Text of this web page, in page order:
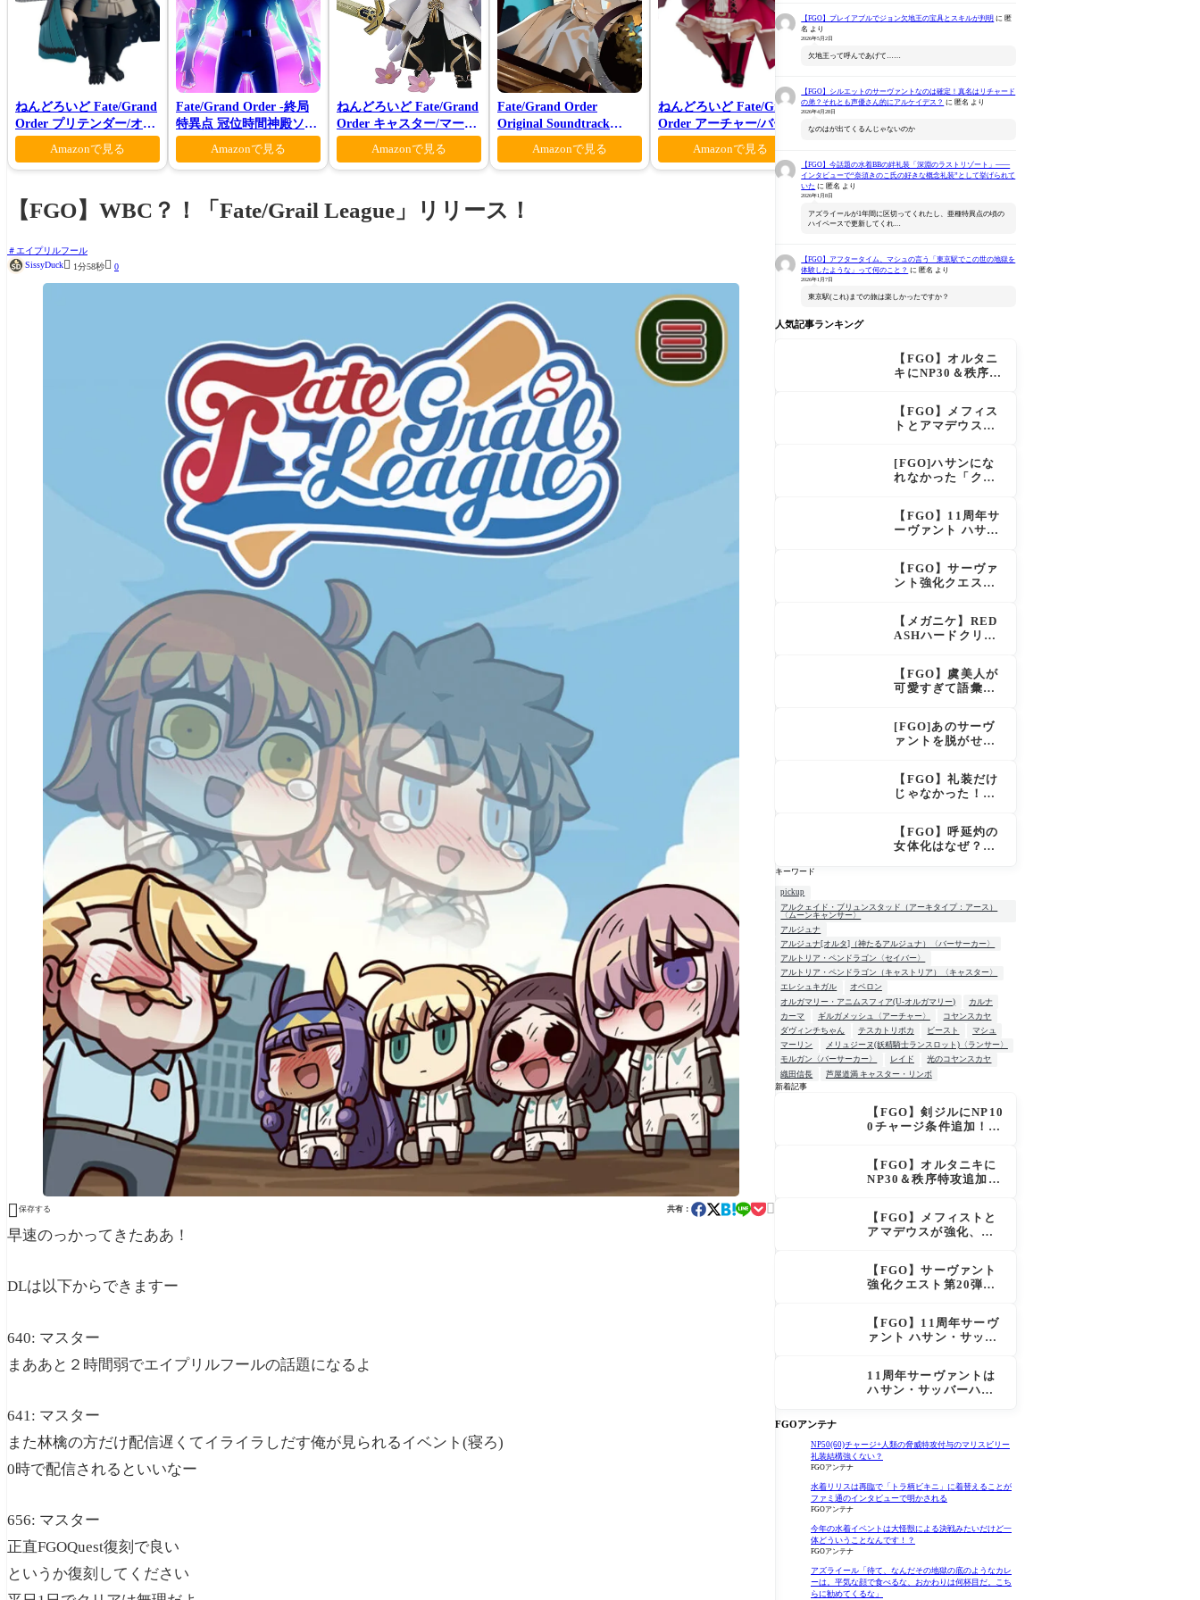
ねんどろいど Fate/Grand
Order プリテンダー/オベ
ロン ヴォーティガーン
Amazonで見る
Fate/Grand Order -終局
特異点 冠位時間神殿ソロ
モン-(完全生産限定版)
Amazonで見る
ねんどろいど Fate/Grand
Order キャスター/マーリ
ン 花の魔術師Ver.
Amazonで見る
Fate/Grand Order
Original Soundtrack
Ⅶ(初回仕様限定盤)
Amazonで見る
ねんどろいど Fate/Grand
Order アーチャー/バーヴ
ァン シー
Amazonで見る
ねんどろいどどーる
Fate/Grand Order プリテ
Fate/Grand Order キャス
【FGO】WBC？！「Fate/Grail League」リリース！
エイプリルフール
SissyDuck 1分58秒 0
 保存する 共有：

早速のっかってきたああ！
DLは以下からできますー
640: マスター
まああと２時間弱でエイプリルフールの話題になるよ
641: マスター
また林檎の方だけ配信遅くてイライラしだす俺が見られるイベント(寝ろ)
0時で配信されるといいなー
656: マスター
正直FGOQuest復刻で良い
というか復刻してください
【FGO】プレイアブルでジョン欠地王の宝具とスキルが判明 に 匿
名 より
2026年5月2日
欠地王って呼んであげて……
【FGO】シルエットのサーヴァントなのは確定！真名はリチャード
の弟？それとも声優さん的にアルケイデス？ に 匿名 より
2026年4月28日
なのはが出てくるんじゃないのか
【FGO】今話題の水着BBの絆礼装「深淵のラストリゾート」――
インタビューで“奈須きのこ氏の好きな概念礼装”として挙げられて
いた に 匿名 より
2026年1月8日
アズライールが1年間に区切ってくれたし、亜種特異点の頃の
ハイペースで更新してくれ…
【FGO】アフタータイム、マシュの言う「東京駅でこの世の地獄を
体験したような」って何のこと？ に 匿名 より
2026年1月7日
東京駅(これ)までの旅は楽しかったですか？
人気記事ランキング
【FGO】オルタニ
キにNP30＆秩序特
も超強化で「低レ
アとは思えない」
【FGO】メフィス
トとアマデウスが
布＆Arts44％強化
に「最強でワロ
[FGO]ハサンにな
れなかった「クラ
のモブサーヴァン
トのキャラがいい
【FGO】11周年サ
ーヴァント ハサ
ズライール)の性能
と霊基再臨
【FGO】サーヴァ
ント強化クエスト
にNP30追加、ファ
ントムも大幅強化
【メガニケ】RED
ASHハードクリア
ラピとレッドフー
ドの邂逅が明かさ
れる。ラピの正体
フードさん30年寝
てた。【勝利の女
神NIKKE】
【FGO】虞美人が
可愛すぎて語彙力
セン」「メガネよ
い文明」
[FGO]あのサーヴ
ァントを脱がせる
い！
【FGO】礼装だけ
じゃなかった！
ME SKY -JUNE
-」英霊星行イラス
ト＆登場サーヴァ
【FGO】呼延灼の
女体化はなぜ？エ
キーワード
pickup
アルクェイド・ブリュンスタッド（アーキタイプ：アース）
〈ムーンキャンサー〉
アルジュナ
アルジュナ[オルタ]（神たるアルジュナ）〈バーサーカー〉
アルトリア・ペンドラゴン〈セイバー〉
アルトリア・ペンドラゴン（キャストリア）〈キャスター〉
エレシュキガル
オベロン
オルガマリー・アニムスフィア(U-オルガマリー)
カルナ
カーマ
ギルガメッシュ〈アーチャー〉
コヤンスカヤ
ダヴィンチちゃん
テスカトリポカ ビースト
マシュ
マーリン
メリュジーヌ(妖精騎士ランスロット)〈ランサー〉
モルガン〈バーサーカー〉
レイド
光のコヤンスカヤ
織田信長
芦屋道満 キャスター・リンボ
新着記事
【FGO】剣ジルにNP10
0チャージ条件追加！術
【FGO】オルタニキに
NP30＆秩序特攻追加で
とは思えない」の反響
【FGO】メフィストと
アマデウスが強化、ア
に「最強でワロタ」の
声
【FGO】サーヴァント
強化クエスト第20弾！
【FGO】11周年サーヴ
ァント ハサン・サッバ
11周年サーヴァントは
ハサン・サッバーハ
ア放送局 11周年SPまと
め
FGOアンテナ
NP50(60)チャージ+人類の脅威特攻付与のマリスビリー
礼装結構強くない？
FGOアンテナ
水着リリスは再臨で「トラ柄ビキニ」に着替えることが
ファミ通のインタビューで明かされる
FGOアンテナ
今年の水着イベントは大怪獣による決戦みたいだけど一
体どういうことなんです！？
FGOアンテナ
アズライール「待て、なんだその地獄の底のようなカレ
ーは。平気な顔で食べるな、おかわりは何杯目だ。こち
らに勧めてくるな」